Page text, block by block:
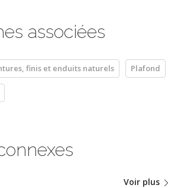
associées
finis et enduits naturels Plafond
Voir plus